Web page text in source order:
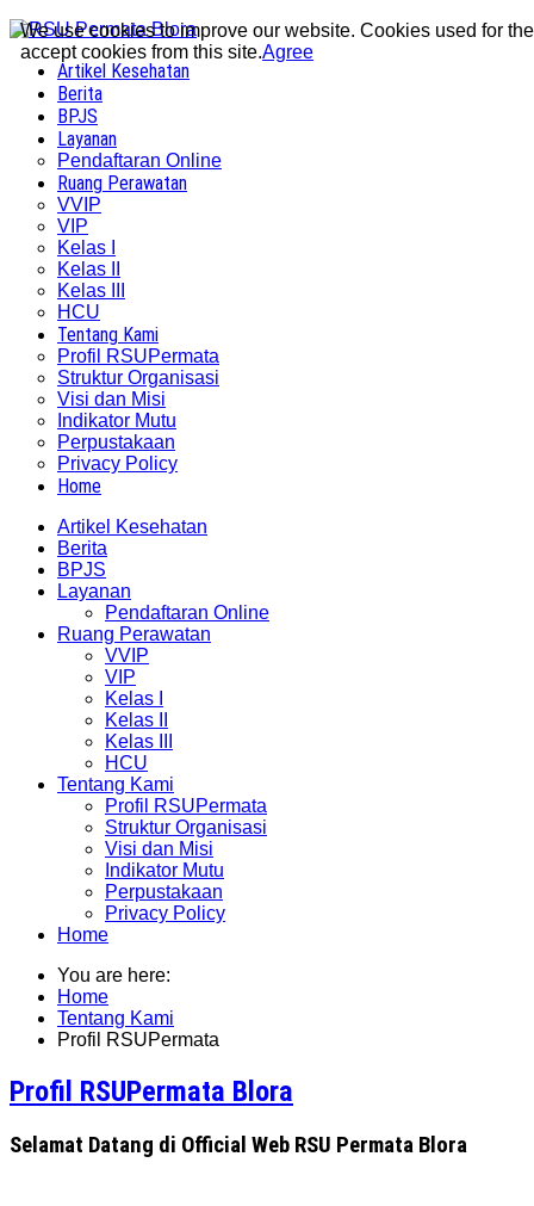
Artikel Kesehatan
Berita
BPJS
Layanan
Pendaftaran Online
Ruang Perawatan
VVIP
VIP
Kelas I
Kelas II
Kelas III
HCU
Tentang Kami
Profil RSUPermata
Struktur Organisasi
Visi dan Misi
Indikator Mutu
Perpustakaan
Privacy Policy
Home
Artikel Kesehatan
Berita
BPJS
Layanan
Pendaftaran Online
Ruang Perawatan
VVIP
VIP
Kelas I
Kelas II
Kelas III
HCU
Tentang Kami
Profil RSUPermata
Struktur Organisasi
Visi dan Misi
Indikator Mutu
Perpustakaan
Privacy Policy
Home
You are here:
Home
Tentang Kami
Profil RSUPermata
Profil RSUPermata Blora
Selamat Datang di Official Web RSU Permata Blora
We use cookies to improve our website. Cookies used for
accept cookies from this site.Agree